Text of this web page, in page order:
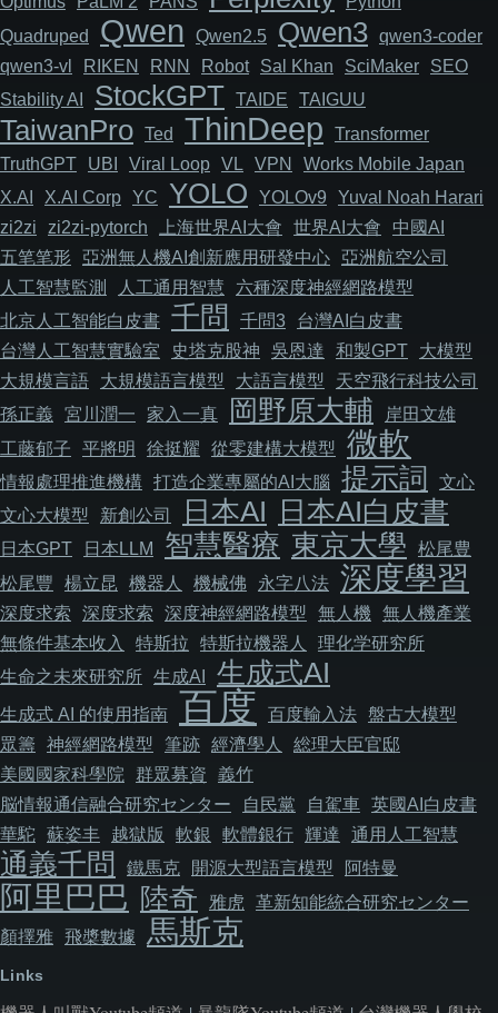
Quadruped
Qwen Qwen2.5 Qwen3 qwen3-coder
qwen3-vl
RIKEN RNN Robot Sal Khan SciMaker
SEO
Stability AI
StockGPT TAIDE TAIGUU
TaiwanPro Ted ThinDeep
Transformer
TruthGPT
UBI Viral Loop VL VPN
Works Mobile Japan
X.AI
X.AI Corp YC YOLO YOLOv9
Yuval Noah Harari
zi2zi
zi2zi-pytorch 上海世界AI大會 世界AI大會
中國AI
五笔笔形
亞洲無人機AI創新應用研發中心 亞洲航空公司
人工智慧監測
人工通用智慧
六種深度神經網路模型
北京人工智能白皮書 千問 千問3
台灣AI白皮書
台灣人工智慧實驗室
史塔克股神 吳恩達 和製GPT
大模型
大規模言語
大規模語言模型 大語言模型
天空飛行科技公司
孫正義
宮川潤一 家入一真 岡野原大輔
岸田文雄
工藤郁子
平將明 徐挺耀 從零建構大模型 微軟
情報處理推進機構 打造企業專屬的AI大腦 提示詞
文心
文心大模型
新創公司 日本AI 日本AI白皮書
日本GPT 日本LLM 智慧醫療 東京大學
松尾豊
松尾豐
楊立昆 機器人 機械佛 永字八法 深度學習
深度求索 深度求索 深度神經網路模型 無人機
無人機產業
無條件基本收入
特斯拉 特斯拉機器人
理化学研究所
生命之未來研究所 生成AI 生成式AI
生成式 AI 的使用指南 百度 百度輸入法 盤古大模型
眾籌
神經網路模型 筆跡 經濟學人
総理大臣官邸
美國國家科學院
群眾募資
義竹
脳情報通信融合研究センター
自民黨 自駕車 英國AI白皮書
華駝 蘇姿丰 越獄版 軟銀 軟體銀行 輝達 通用人工智慧
通義千問 鐵馬克 開源大型語言模型 阿特曼
阿里巴巴 陸奇 雅虎
革新知能統合研究センター
顏擇雅 飛槳數據 馬斯克
Links